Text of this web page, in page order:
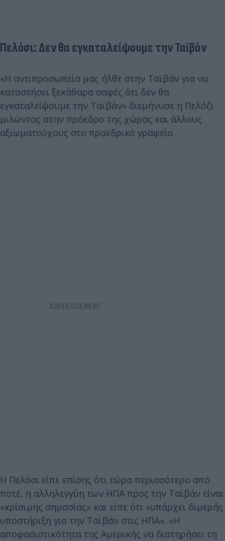
Πελόσι: Δεν θα εγκαταλείψουμε την Ταϊβάν
«Η αντιπροσωπεία μας ήλθε στην Ταϊβάν για να
καταστήσει ξεκάθαρα σαφές ότι δεν θα
εγκαταλείψουμε την Ταϊβάν» διεμήνυσε η Πελόζι
μιλώντας στην πρόεδρο της χώρας και άλλους
αξιωματούχους στο προεδρικό γραφείο.
Η Πελόσι είπε επίσης ότι τώρα περισσότερο από
ποτέ, η αλληλεγγύη των ΗΠΑ προς την Ταϊβάν είναι
«κρίσιμης σημασίας» και είπε ότι «υπάρχει διμερής
υποστήριξη για την Ταϊβάν στις ΗΠΑ». «Η
αποφασιστικότητα της Αμερικής να διατηρήσει τη